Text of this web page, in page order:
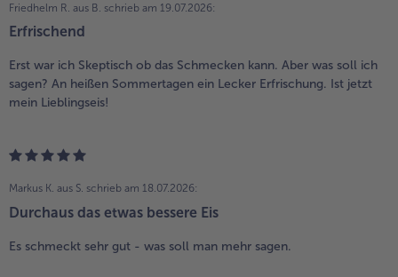
Friedhelm R. aus B. schrieb am 19.07.2026:
Erfrischend
Erst war ich Skeptisch ob das Schmecken kann. Aber was soll ich
sagen? An heißen Sommertagen ein Lecker Erfrischung. Ist jetzt
mein Lieblingseis!
Markus K. aus S. schrieb am 18.07.2026:
Durchaus das etwas bessere Eis
Es schmeckt sehr gut - was soll man mehr sagen.